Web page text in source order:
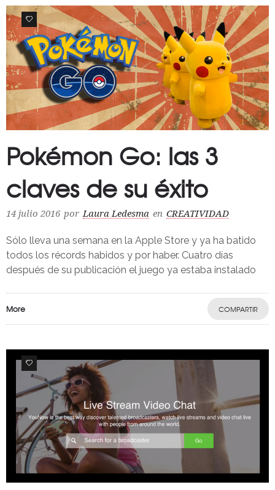
0
Pokémon Go: las 3
claves de su éxito
14 julio 2016 por Laura Ledesma en CREATIVIDAD
Sólo lleva una semana en la Apple Store y ya ha batido
todos los récords habidos y por haber. Cuatro días
después de su publicación el juego ya estaba instalado
More COMPARTIR
0